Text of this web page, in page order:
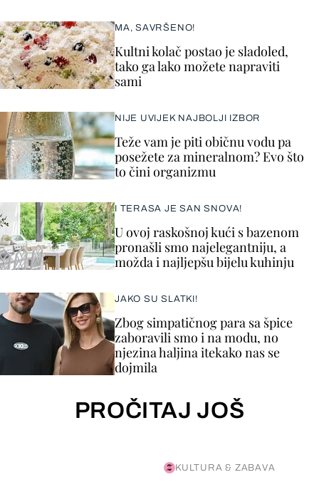
MA, SAVRŠENO!
Kultni kolač postao je sladoled,
tako ga lako možete napraviti
sami
NIJE UVIJEK NAJBOLJI IZBOR
Teže vam je piti običnu vodu pa
posežete za mineralnom? Evo što
to čini organizmu
I TERASA JE SAN SNOVA!
U ovoj raskošnoj kući s bazenom
pronašli smo najelegantniju, a
možda i najljepšu bijelu kuhinju
JAKO SU SLATKI!
Zbog simpatičnog para sa špice
zaboravili smo i na modu, no
njezina haljina itekako nas se
dojmila
PROČITAJ JOŠ
KULTURA & ZABAVA